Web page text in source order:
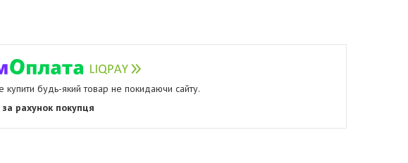
купити будь-який товар не покидаючи сайту.
за рахунок покупця